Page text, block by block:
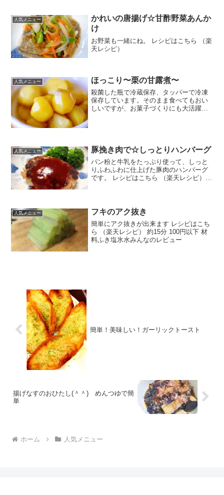
砂糖みりん七味唐辛子ごまだし汁サラダ
油みんなのレビュ...
人気メニュー
かれいの唐揚げ☆甘酢野菜あんか
け
お野菜も一緒にね。 レシピはこちら （楽
天レシピ）
人気メニュー ほっこり〜栗の甘露煮〜
殺菌した瓶で冷蔵保存、タッパーで冷凍
保存しています。そのまま食べてもおい
しいですが、お菓子づくりにも大活躍で
人気メニュー 豚挽き肉で☆しっとりハンバーグ
パン粉と牛乳をたっぷり使って、しっと
りふわふわに仕上げた豚肉のハンバーグ
です。 レシピはこちら （楽天レシピ）
ん...
人気メニュー フキのアク抜き
簡単にアク抜きが出来ます レシピはこち
ら （楽天レシピ） 約15分 100円以下 材
料ふき塩氷水みんなのレビュー
簡単！美味しい！ガーリックトースト
揚げなすのおひたし(＾＾) めんつゆで簡
単
ホーム 人気メニュー